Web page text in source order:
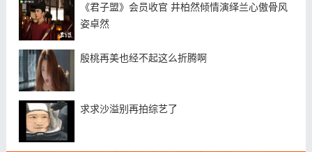
《君子盟》会员收官 井柏然倾情演绎兰心傲骨风
姿卓然
殷桃再美也经不起这么折腾啊
求求沙溢别再拍综艺了